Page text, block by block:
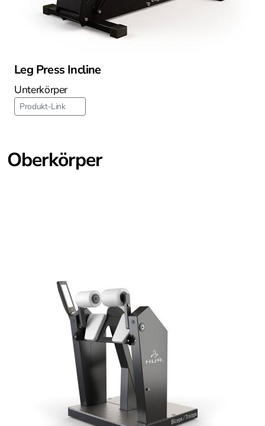
Leg Press Incline
Unterkörper
Produkt-Link
Oberkörper